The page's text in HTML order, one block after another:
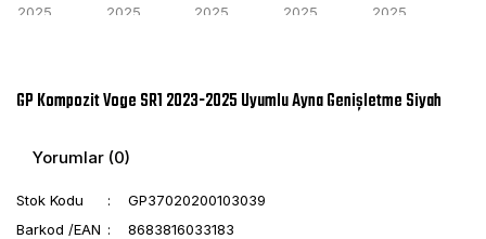
GP Kompozit Voge SR1 2023-2025 Uyumlu Ayna Genişletme Siyah
Yorumlar (0)
Stok Kodu
GP37020200103039
Barkod /EAN
8683816033183